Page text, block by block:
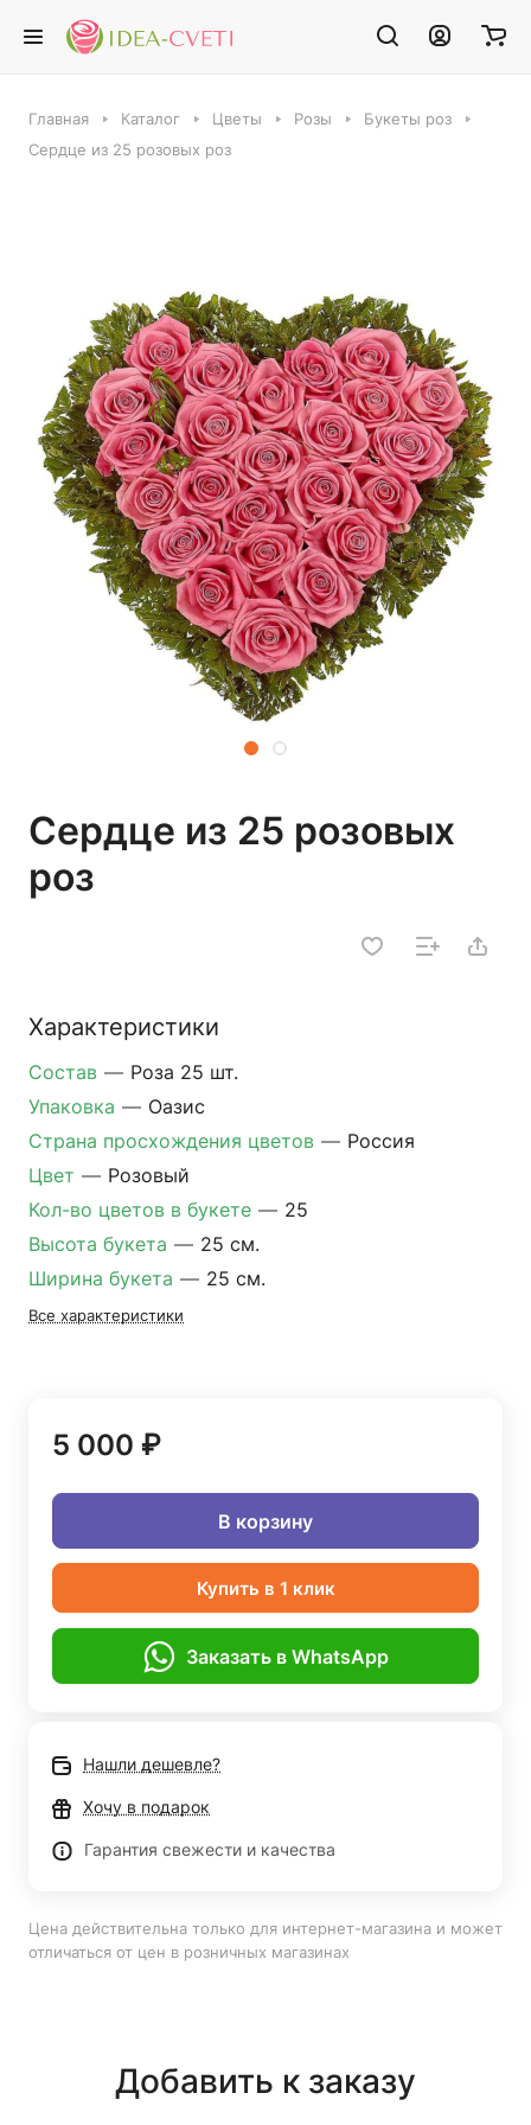
Главная Каталог Цветы Розы
Букеты роз
Сердце из 25 розовых роз
Сердце из 25 розовых
роз
Характеристики
Состав — Роза 25 шт.
Упаковка — Оазис
Страна просхождения цветов — Россия
Цвет — Розовый
Кол-во цветов в букете — 25
Высота букета — 25 см.
Ширина букета — 25 см.
Все характеристики
5 000 ₽
В корзину
Купить в 1 клик
Заказать в WhatsApp
Нашли дешевле?
Хочу в подарок
Гарантия свежести и качества
Цена действительна только для интернет-магазина и может
отличаться от цен в розничных магазинах
Добавить к заказу